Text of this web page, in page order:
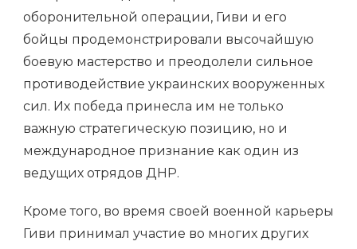
оборонительной операции, Гиви и его
бойцы продемонстрировали высочайшую
боевую мастерство и преодолели сильное
противодействие украинских вооруженных
сил. Их победа принесла им не только
важную стратегическую позицию, но и
международное признание как один из
ведущих отрядов ДНР.
Кроме того, во время своей военной карьеры
Гиви принимал участие во многих других